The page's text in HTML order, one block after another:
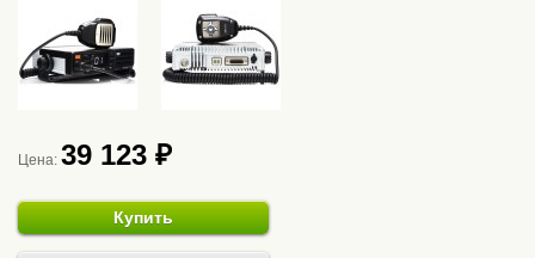
Цена: 39 123 ₽
Купить